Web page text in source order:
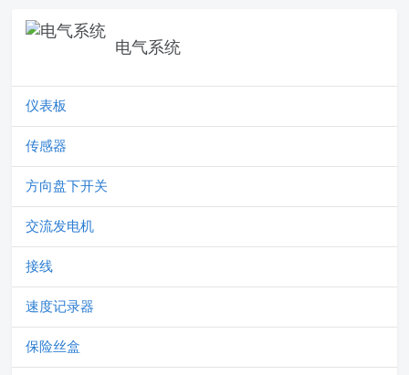
电气系统
仪表板
传感器
方向盘下开关
交流发电机
接线
速度记录器
保险丝盒